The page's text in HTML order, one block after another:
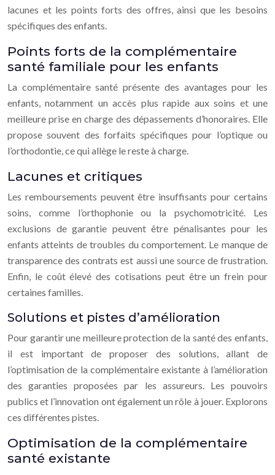
lacunes et les points forts des offres, ainsi que les besoins
spécifiques des enfants.
Points forts de la complémentaire
santé familiale pour les enfants
La complémentaire santé présente des avantages pour les
enfants, notamment un accès plus rapide aux soins et une
meilleure prise en charge des dépassements d’honoraires. Elle
propose souvent des forfaits spécifiques pour l’optique ou
l’orthodontie, ce qui allège le reste à charge.
Lacunes et critiques
Les remboursements peuvent être insuffisants pour certains
soins, comme l’orthophonie ou la psychomotricité. Les
exclusions de garantie peuvent être pénalisantes pour les
enfants atteints de troubles du comportement. Le manque de
transparence des contrats est aussi une source de frustration.
Enfin, le coût élevé des cotisations peut être un frein pour
certaines familles.
Solutions et pistes d’amélioration
Pour garantir une meilleure protection de la santé des enfants,
il est important de proposer des solutions, allant de
l’optimisation de la complémentaire existante à l’amélioration
des garanties proposées par les assureurs. Les pouvoirs
publics et l’innovation ont également un rôle à jouer. Explorons
ces différentes pistes.
Optimisation de la complémentaire
santé existante